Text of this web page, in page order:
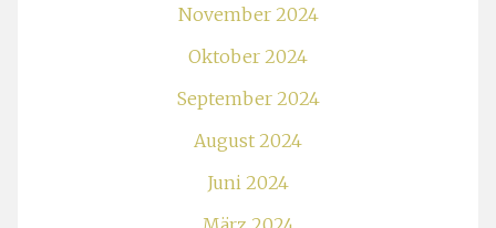
November 2024
Oktober 2024
September 2024
August 2024
Juni 2024